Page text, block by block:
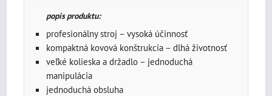
popis produktu:
profesionálny stroj – vysoká účinnosť
kompaktná kovová konštrukcia – dlhá životnosť
veľké kolieska a držadlo – jednoduchá
manipulácia
jednoduchá obsluha